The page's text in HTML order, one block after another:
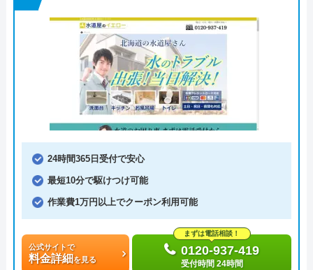
24時間365日受付で安心
最短10分で駆けつけ可能
作業費1万円以上でクーポン利用可能
公式サイトで
料金詳細を見る
まずは電話相談！
0120-937-419
受付時間 24時間